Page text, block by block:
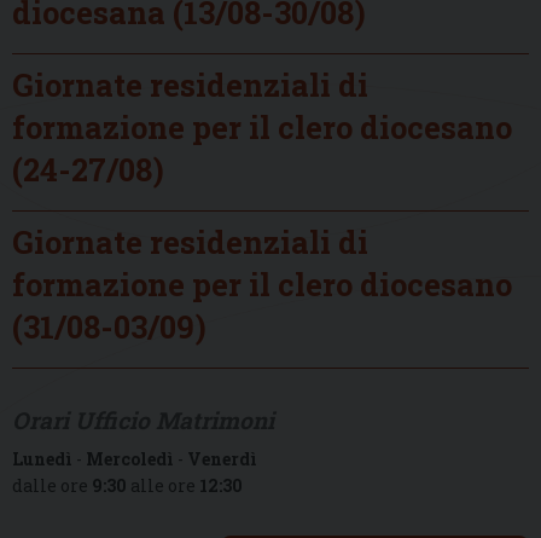
diocesana (13/08-30/08)
Giornate residenziali di
formazione per il clero diocesano
(24-27/08)
Giornate residenziali di
formazione per il clero diocesano
(31/08-03/09)
Lunedì - Mercoledì - Venerdì
dalle ore 9:30 alle ore 12:30